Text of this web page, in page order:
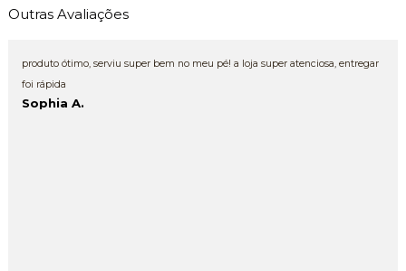
Outras Avaliações
produto ótimo, serviu super bem no meu pé! a loja super atenciosa, entregar
foi rápida
Sophia A.